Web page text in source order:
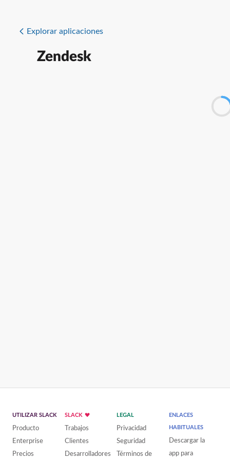
Explorar aplicaciones
Zendesk
UTILIZAR SLACK
Producto
Enterprise
Precios
SLACK
Trabajos
Clientes
Desarrolladores
LEGAL
Privacidad
Seguridad
Términos de
ENLACES
HABITUALES
Descargar la
app para